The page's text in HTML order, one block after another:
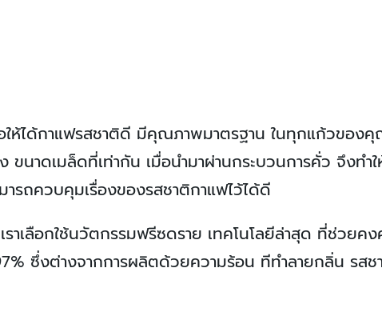
ให้ได้กาแฟรสชาติดี มีคุณภาพมาตรฐาน ในทุกแก้วของ
าดเมล็ดที่เท่ากัน เมื่อนำมาผ่านกระบวนการคั่ว จึงทำใ
รถควบคุมเรื่องของรสชาติกาแฟไว้ได้ดี
าเลือกใช้นวัตกรรมฟรีซดราย เทคโนโลยีล่าสุด ที่ช่วยค
ซึ่งต่างจากการผลิตด้วยความร้อน ทีทำลายกลิ่น รสช